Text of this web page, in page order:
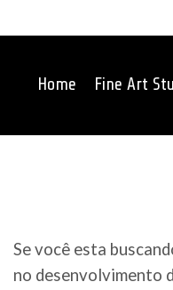
Home Fine Art
Se você esta
no desenvolvimento